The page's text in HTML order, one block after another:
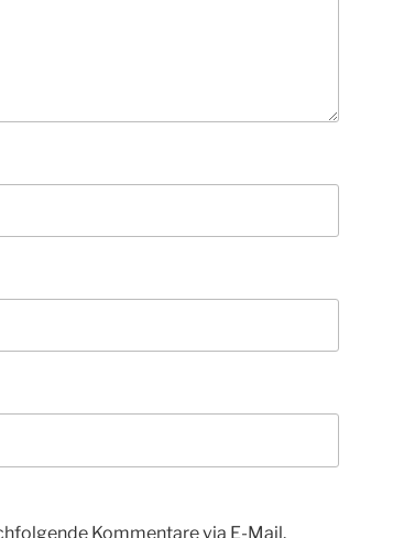
Kommentare via E-Mail.